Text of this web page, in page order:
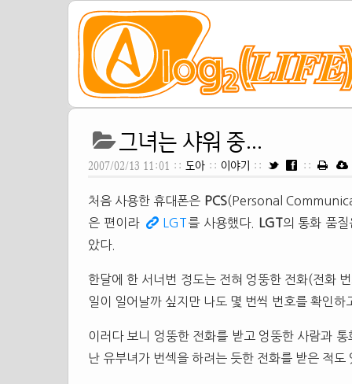
그녀는 샤워 중...
2007/02/13 11:01 :: 도아 :: 이야기 :: ::
처음 사용한 휴대폰은 PCS(Personal
은 편이라
LGT를 사용했다. LGT의 통화 품
았다.
한달에 한 서너번 정도는 전혀 엉뚱한 전화(전화
일이 일어날까 싶지만 나도 몇 번씩 번호를 확인
이러다 보니 엉뚱한 전화를 받고 엉뚱한 사람과
난 유부녀가 번섹을 하려는 듯한 전화를 받은 적도